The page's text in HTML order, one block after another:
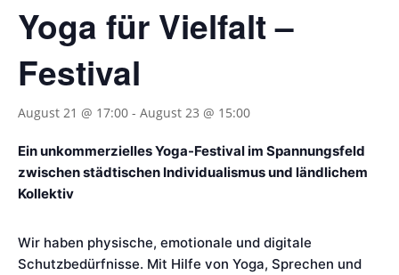
Yoga für Vielfalt –
Festival
August 21 @ 17:00 - August 23 @ 15:00
Ein unkommerzielles Yoga-Festival im Spannungsfeld
zwischen städtischen Individualismus und ländlichem
Kollektiv
Wir haben physische, emotionale und digitale
Schutzbedürfnisse. Mit Hilfe von Yoga, Sprechen und